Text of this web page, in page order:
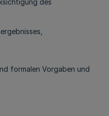
des
formalen Vorgaben und